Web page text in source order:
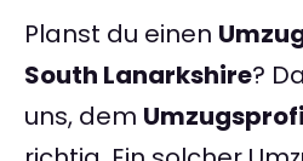
Planst du einen
South Lanarkshire?
uns, dem